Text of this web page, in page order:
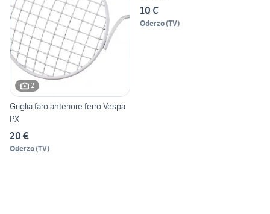
2
Griglia faro anteriore ferro Vespa
PX
20 €
Oderzo(TV)
10 €
Oderzo(TV)